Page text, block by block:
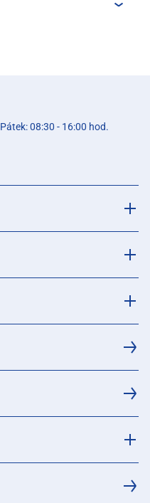
08:30 - 16:00 hod.